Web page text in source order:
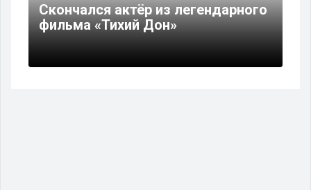
Скончался актёр из легендарного
фильма «Тихий Дон»